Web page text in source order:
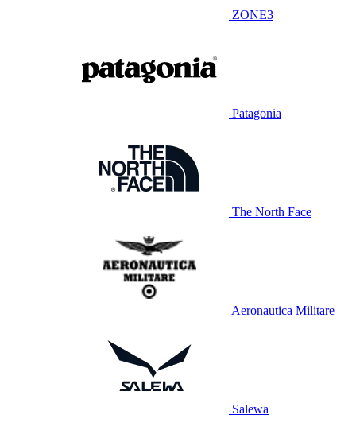
ZONE3
Patagonia
The North Face
Aeronautica Militare
Salewa